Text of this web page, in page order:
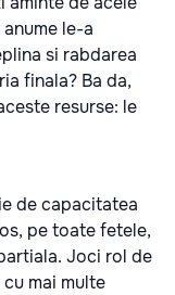
le-a
si rabdarea
finala? Ba da,
resurse: le
de capacitatea
pe toate fetele,
Joci rol de
mai multe